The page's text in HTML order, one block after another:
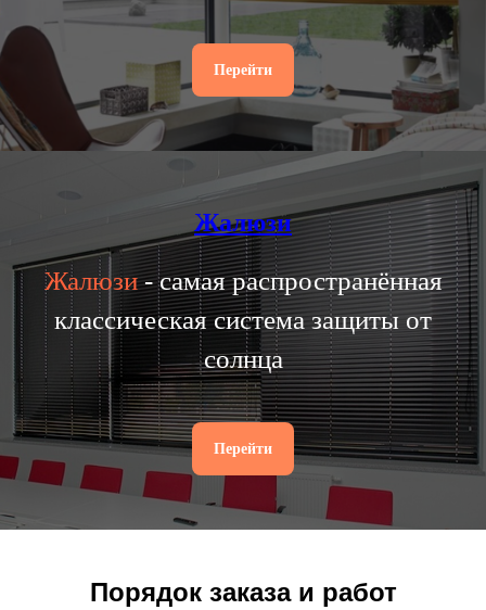
Перейти
Жалюзи
Жалюзи- самая распространённая
классическая система защиты от
солнца
Перейти
Порядок заказа и работ